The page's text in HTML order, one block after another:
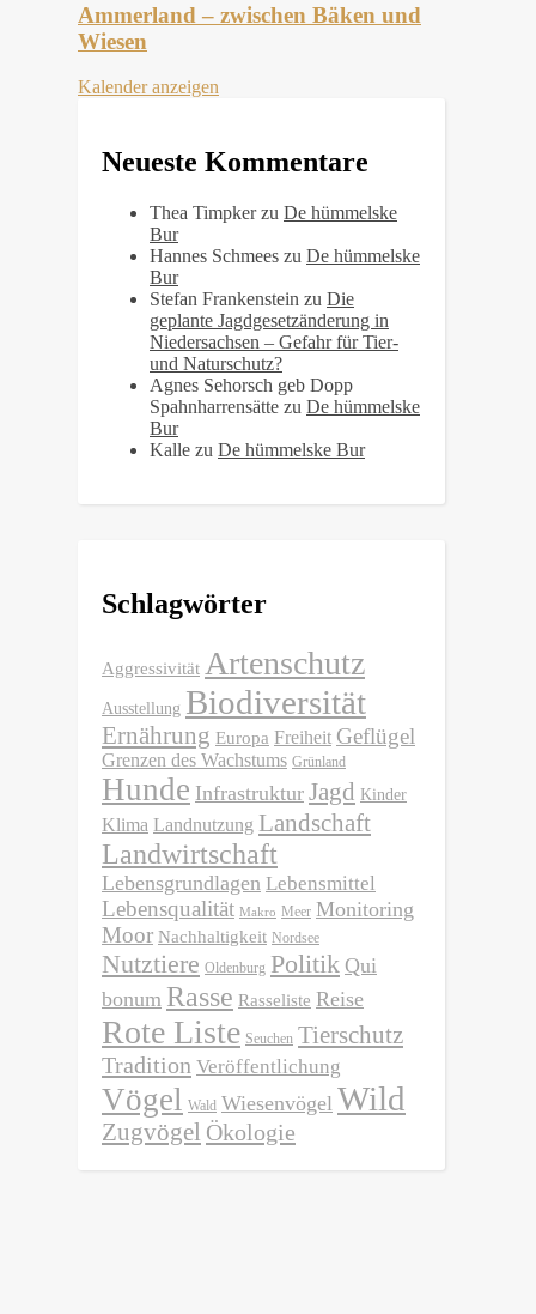
Ammerland – zwischen Bäken und
Wiesen
Kalender anzeigen
Neueste Kommentare
Thea Timpkerzu De hümmelske
Bur
Hannes Schmees zu De hümmelske
Bur
Stefan Frankenstein zu Die
geplante Jagdgesetzänderung in
Niedersachsen – Gefahr für Tier-
und Naturschutz?
Agnes Sehorsch geb Dopp
Spahnharrensätte zu De hümmelske
Bur
Kalle zu De hümmelske Bur
Schlagwörter
Aggressivität Artenschutz
Ausstellung Biodiversität
Ernährung Europa Freiheit Geflügel
Grenzen des Wachstums Grünland
Hunde Infrastruktur Jagd Kinder
Klima Landnutzung Landschaft
Landwirtschaft
Lebensgrundlagen Lebensmittel
Lebensqualität Makro Meer Monitoring
Moor Nachhaltigkeit Nordsee
Nutztiere Oldenburg Politik Qui
bonum Rasse Rasseliste Reise
Rote Liste Seuchen Tierschutz
Tradition Veröffentlichung
Vögel Wald Wiesenvögel Wild
Zugvögel Ökologie